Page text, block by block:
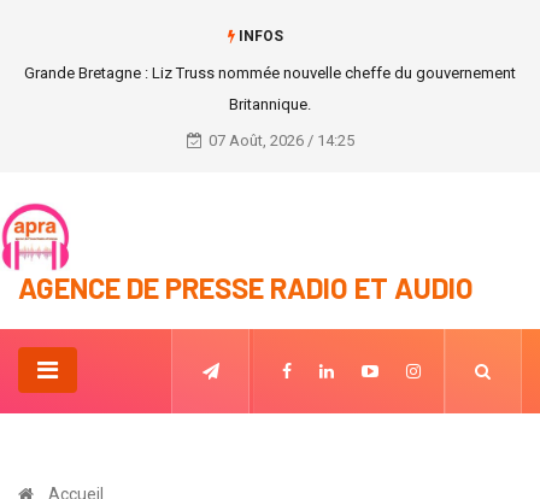
INFOS
Grande Bretagne : Liz Truss nommée nouvelle cheffe du gouvernement
Britannique.
07 Août, 2026 / 14:25
AGENCE DE PRESSE RADIO ET AUDIO
Accueil